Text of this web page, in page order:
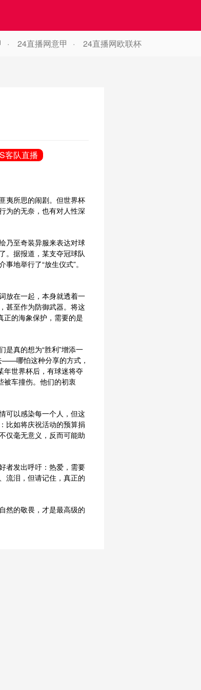
24直播网意甲 24直播网欧联杯
客队直播
夷所思的闹剧。但世界杯
为的无奈，也有对人性深
乃至奇装异服来表达对球
。据报道，某支夺冠球队
地举行了“放生仪式”。
放在一起，本身就透着一
甚至作为防御武器。将这
正的海象保护，需要的是
是真的想为“胜利”增添一
——哪怕这种分享的方式，
年世界杯后，有球迷将夺
车撞伤。他们的初衷
可以感染每一个人，但这
比如将庆祝活动的预算捐
仅毫无意义，反而可能助
者发出呼吁：热爱，需要
流泪，但请记住，真正的
然的敬畏，才是最高级的